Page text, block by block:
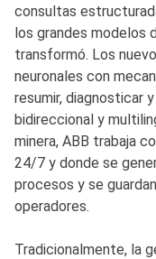
consultas
los grandes modelos
transformó. Los
neuronales con
resumir, diagnosticar
bidireccional y
minera, ABB trabaja
24/7 y donde se
procesos y se
operadores.
Tradicionalmente, la